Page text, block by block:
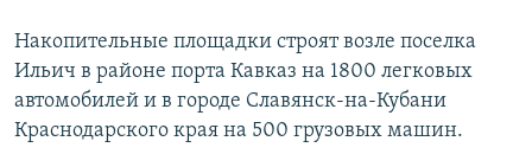
Накопительные площадки строят возле поселка
Ильич в районе порта Кавказ на 1800 легковых
автомобилей и в городе Славянск-на-Кубани
Краснодарского края на 500 грузовых машин.